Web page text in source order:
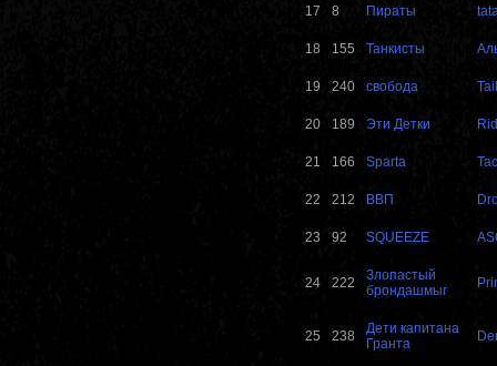
17 8 Пираты
18 155 Танкисты
19 240 свобода
20 189 Эти Детки
21 166 Sparta
22 212 ВВП
23 92 SQUEEZE
24 222
Злопастый
брондашмыг
25 238
Дети капитана
Гранта